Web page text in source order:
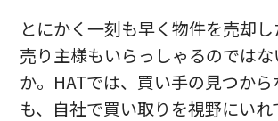
とにかく一刻も早く物件を売却
売り主様もいらっしゃるのではな
か。HATでは、買い手の見つか
も、自社で買い取りを視野にいれ